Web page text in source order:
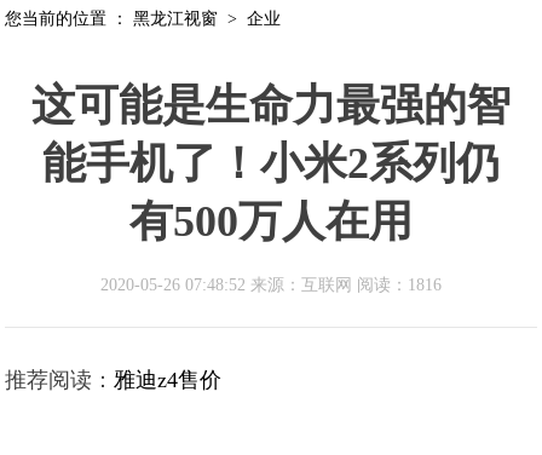
您当前的位置 ：黑龙江视窗 >企业
这可能是生命力最强的智
能手机了！小米2系列仍
有500万人在用
2020-05-26 07:48:52 来源：互联网 阅读：1816
推荐阅读：雅迪z4售价